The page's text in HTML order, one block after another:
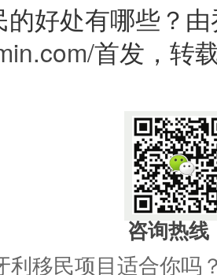
的好处有哪些？
首发，转
咨询热线
利移民项目适合你吗